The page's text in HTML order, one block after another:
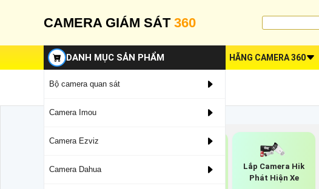
CAMERA GIÁM SÁT 360
DANH MỤC SẢN PHẨM
Bộ camera quan sát
Camera Imou
Camera Ezviz
Camera Dahua
HÃNG CAMERA 360
Lắp Camera Hik
Phát Hiện Xe